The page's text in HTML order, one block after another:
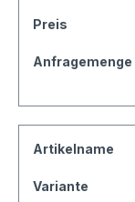
Preis
Anfragemenge
Artikelname
Variante